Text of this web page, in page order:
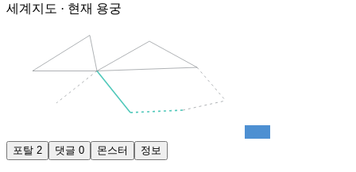
세계지도 · 현재 용궁
포탈 2 댓글 0 몬스터 정보